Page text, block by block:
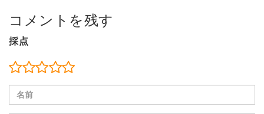
コメントを残す
採点